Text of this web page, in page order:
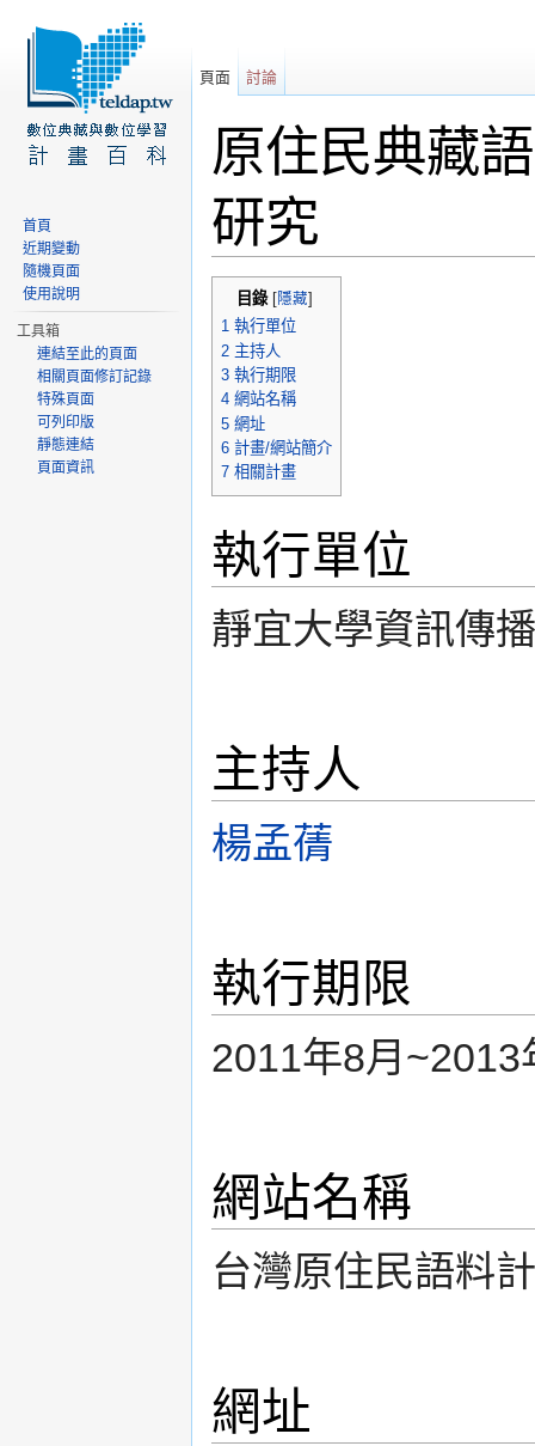
原住民典藏
研究
目錄[ 隱藏
1 執行單位
2 主持人
3 執行期限
4 網站名稱
5 網址
6 計畫/網站簡介
7 相關計畫
執行單位
靜宜大學資訊傳
主持人
楊孟蒨
執行期限
2011年8月~2013
網站名稱
台灣原住民語料
網址
頁面 討論
首頁
近期變動
隨機頁面
使用說明
工具箱
連結至此的頁面
相關頁面修訂記錄
特殊頁面
可列印版
靜態連結
頁面資訊